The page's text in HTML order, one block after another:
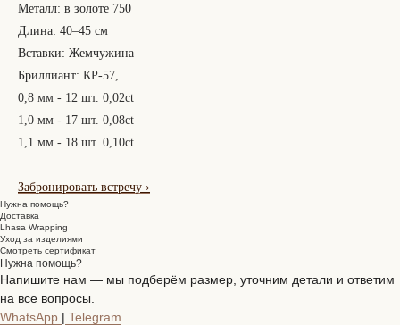
Металл: в золоте 750
Длина: 40–45 см
Вставки: Жемчужина
Бриллиант: КР-57,
0,8 мм - 12 шт. 0,02ct
1,0 мм - 17 шт. 0,08ct
1,1 мм - 18 шт. 0,10ct
Забронировать встречу ›
Нужна помощь?
Доставка
Lhasa Wrapping
Уход за изделиями
Смотреть сертификат
Нужна помощь?
Напишите нам — мы подберём размер, уточним детали и ответим
на все вопросы.
WhatsApp | Telegram